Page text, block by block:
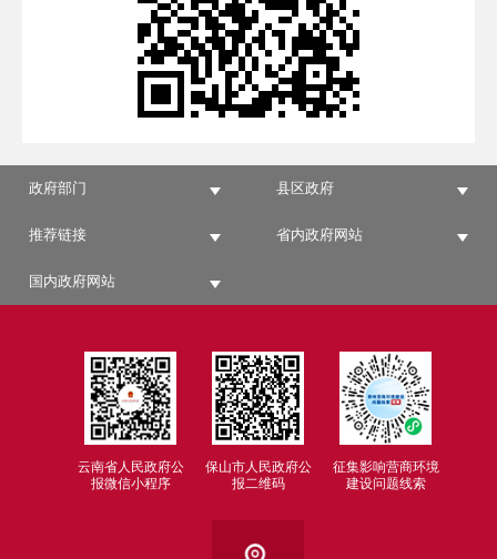
政府部门 县区政府
推荐链接 省内政府网站
国内政府网站
云南省人民政府公
报微信小程序
保山市人民政府公
报二维码
征集影响营商环境
建设问题线索